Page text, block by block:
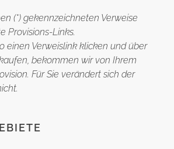
(*) gekennzeichneten Verweise
Provisions-Links.
einen Verweislink klicken und über
bekommen wir von Ihrem
Für Sie verändert sich der